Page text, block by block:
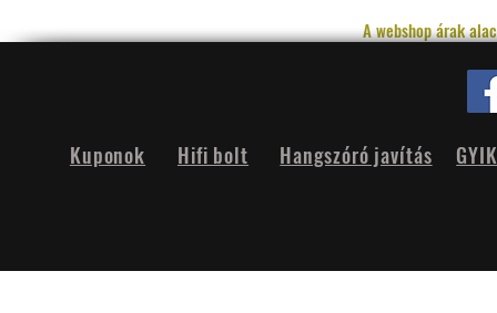
A webshop árak
Hifi bolt
Kuponok Hangszóró javítás GYIK